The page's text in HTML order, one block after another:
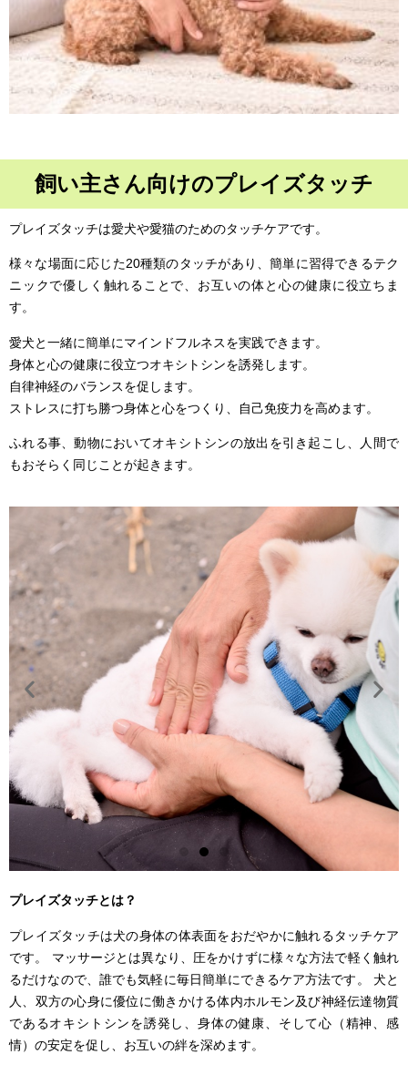
飼い主さん向けのプレイズタッチ
プレイズタッチは愛犬や愛猫のためのタッチケアです。
様々な場面に応じた20種類のタッチがあり、簡単に習得できるテク
ニックで優しく触れることで、お互いの体と心の健康に役立ちま
す。
愛犬と一緒に簡単にマインドフルネスを実践できます。
身体と心の健康に役立つオキシトシンを誘発します。
自律神経のバランスを促します。
ストレスに打ち勝つ身体と心をつくり、自己免疫力を高めます。
ふれる事、動物においてオキシトシンの放出を引き起こし、人間で
もおそらく同じことが起きます。
プレイズタッチとは？
プレイズタッチは犬の身体の体表面をおだやかに触れるタッチケア
です。 マッサージとは異なり、圧をかけずに様々な方法で軽く触れ
るだけなので、誰でも気軽に毎日簡単にできるケア方法です。 犬と
人、双方の心身に優位に働きかける体内ホルモン及び神経伝達物質
であるオキシトシンを誘発し、身体の健康、そして心（精神、感
情）の安定を促し、お互いの絆を深めます。